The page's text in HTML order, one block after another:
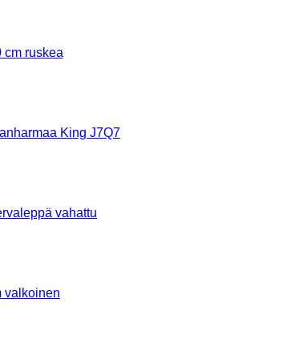
cm ruskea
King J7Q7
vahattu
valkoinen